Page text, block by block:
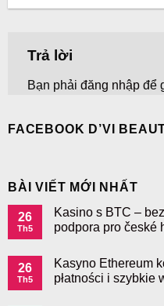
Trả lời
Bạn phải đăng nhập để
FACEBOOK D’VI
BÀI VIẾT MỚI NHẤT
26
Th5
Kasino s BTC –
podpora pro české
26
Th5
Kasyno Ethereum
płatności i szybkie